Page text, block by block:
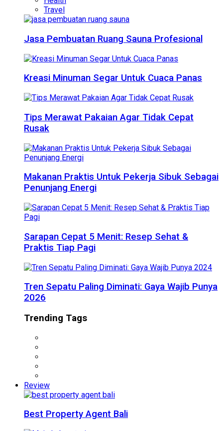
Travel
Jasa Pembuatan Ruang Sauna Profesional
Kreasi Minuman Segar Untuk Cuaca Panas
Tips Merawat Pakaian Agar Tidak Cepat
Rusak
Makanan Praktis Untuk Pekerja Sibuk Sebagai
Penunjang Energi
Sarapan Cepat 5 Menit: Resep Sehat &
Praktis Tiap Pagi
Tren Sepatu Paling Diminati: Gaya Wajib Punya
2026
Trending Tags
Review
Best Property Agent Bali